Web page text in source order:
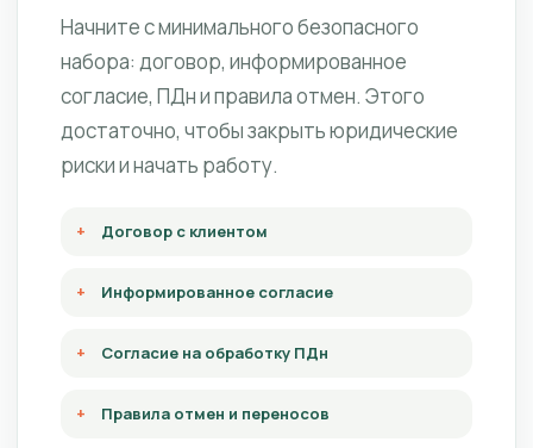
Начните с минимального безопасного
набора: договор, информированное
согласие, ПДн и правила отмен. Этого
достаточно, чтобы закрыть юридические
риски и начать работу.
Договор с клиентом
Информированное согласие
Согласие на обработку ПДн
Правила отмен и переносов